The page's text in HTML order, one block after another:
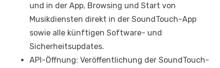
und in der App, Browsing und Start von
Musikdiensten direkt in der SoundTouch-App
sowie alle künftigen Software- und
Sicherheitsupdates.
API-Öffnung: Veröffentlichung der SoundTouch-